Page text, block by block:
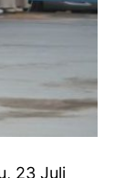
23 Juli